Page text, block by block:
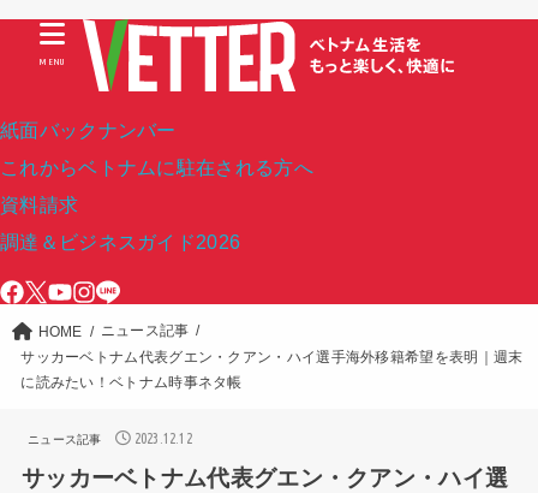
紙面バックナンバー
これからベトナムに駐在される方へ
資料請求
調達＆ビジネスガイド2026
MENU
HOME
ニュース記事
サッカーベトナム代表グエン・クアン・ハイ選手海外移籍希望を表明｜週末
に読みたい！ベトナム時事ネタ帳
ニュース記事 2023.12.12
サッカーベトナム代表グエン・クアン・ハイ選